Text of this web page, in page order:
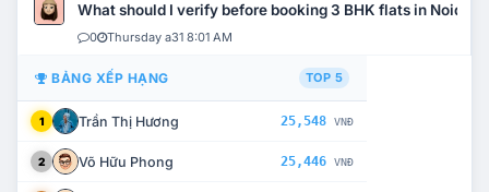
What should I verify before booking 3 BHK flats in Noida?
0 Thursday a31 8:01 AM
BẢNG XẾP HẠNG TOP 5
1 Trần Thị Hương 25,548 VNĐ
2 Võ Hữu Phong 25,446 VNĐ